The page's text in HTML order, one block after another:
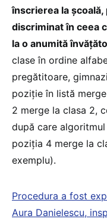
înscrierea la
discriminat în ceea
la o anumită
clase în ordine
pregătitoare,
poziție în listă
2 merge la clasa 2,
după care
poziția 4 merge la
exemplu).
Procedura a fost
Aura Danielescu,